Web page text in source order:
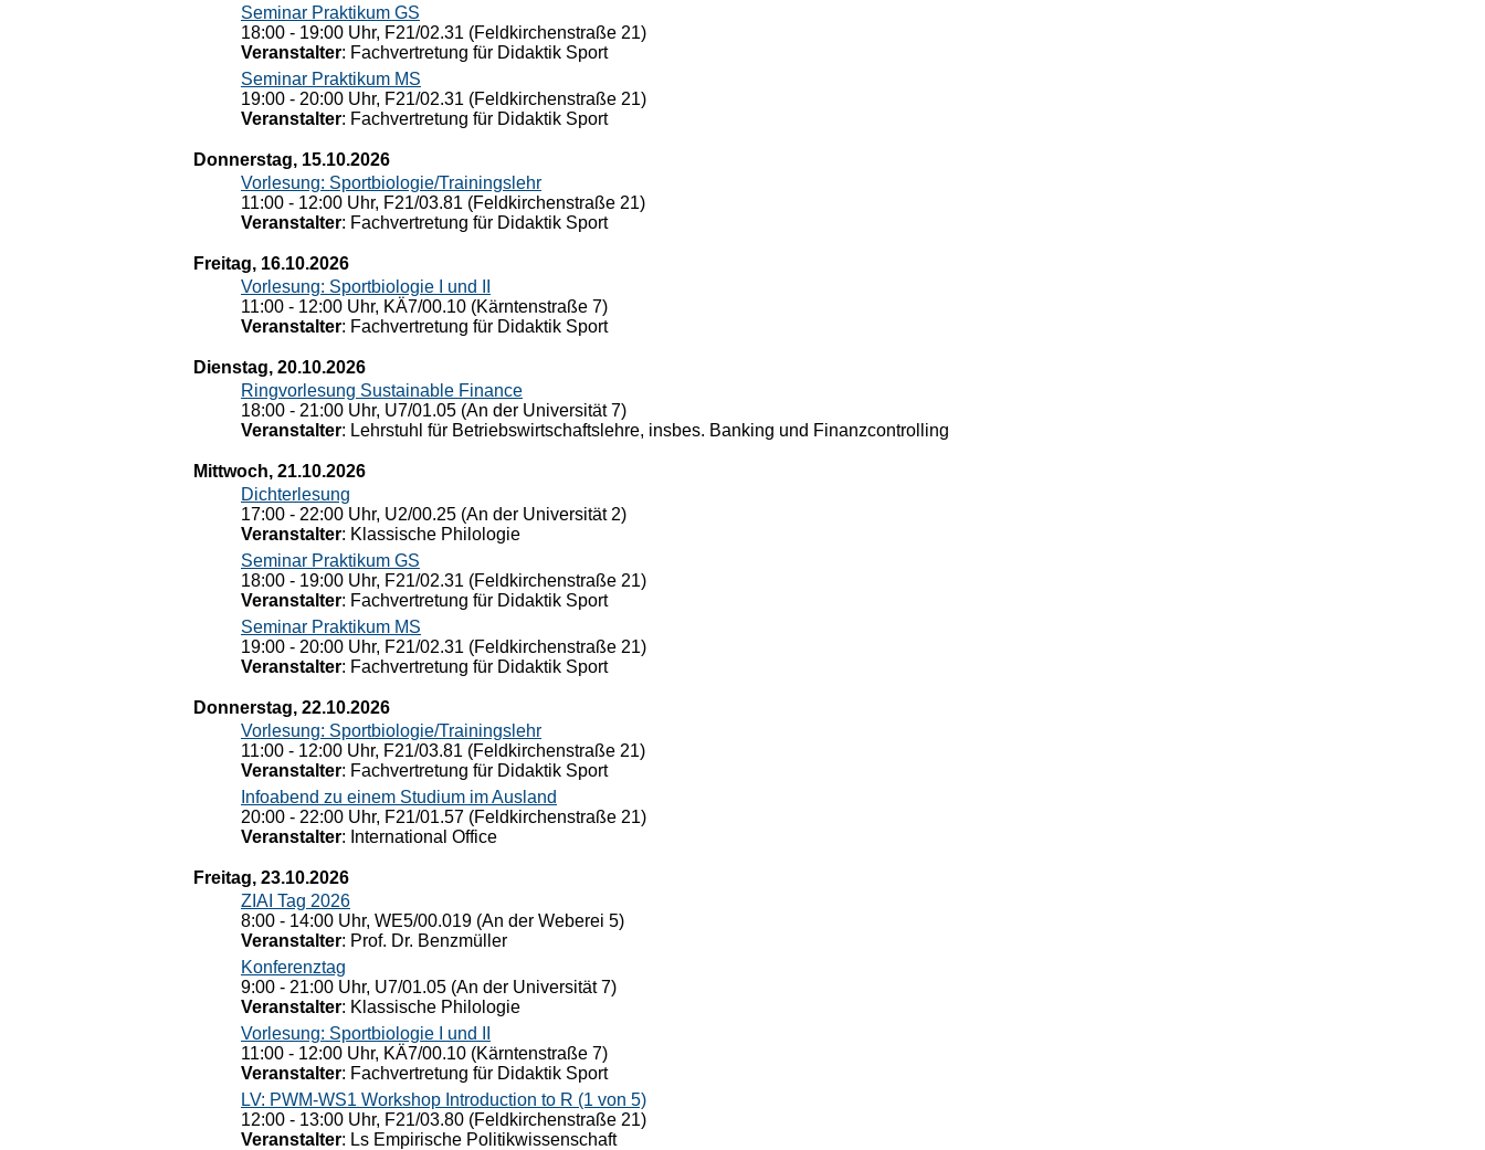
Seminar Praktikum GS
18:00 - 19:00 Uhr, F21/02.31 (Feldkirchenstraße 21)
Veranstalter: Fachvertretung für Didaktik Sport
Seminar Praktikum MS
19:00 - 20:00 Uhr, F21/02.31 (Feldkirchenstraße 21)
Veranstalter: Fachvertretung für Didaktik Sport
Donnerstag, 15.10.2026
Vorlesung: Sportbiologie/Trainingslehr
11:00 - 12:00 Uhr, F21/03.81 (Feldkirchenstraße 21)
Veranstalter: Fachvertretung für Didaktik Sport
Freitag, 16.10.2026
Vorlesung: Sportbiologie I und II
11:00 - 12:00 Uhr, KÄ7/00.10 (Kärntenstraße 7)
Veranstalter: Fachvertretung für Didaktik Sport
Dienstag, 20.10.2026
Ringvorlesung Sustainable Finance
18:00 - 21:00 Uhr, U7/01.05 (An der Universität 7)
Veranstalter: Lehrstuhl für Betriebswirtschaftslehre, insbes. Banking und Finanzcontrolling
Mittwoch, 21.10.2026
Dichterlesung
17:00 - 22:00 Uhr, U2/00.25 (An der Universität 2)
Veranstalter: Klassische Philologie
Seminar Praktikum GS
18:00 - 19:00 Uhr, F21/02.31 (Feldkirchenstraße 21)
Veranstalter: Fachvertretung für Didaktik Sport
Seminar Praktikum MS
19:00 - 20:00 Uhr, F21/02.31 (Feldkirchenstraße 21)
Veranstalter: Fachvertretung für Didaktik Sport
Donnerstag, 22.10.2026
Vorlesung: Sportbiologie/Trainingslehr
11:00 - 12:00 Uhr, F21/03.81 (Feldkirchenstraße 21)
Veranstalter: Fachvertretung für Didaktik Sport
Infoabend zu einem Studium im Ausland
20:00 - 22:00 Uhr, F21/01.57 (Feldkirchenstraße 21)
Veranstalter: International Office
Freitag, 23.10.2026
ZIAI Tag 2026
8:00 - 14:00 Uhr, WE5/00.019 (An der Weberei 5)
Veranstalter: Prof. Dr. Benzmüller
Konferenztag
9:00 - 21:00 Uhr, U7/01.05 (An der Universität 7)
Veranstalter: Klassische Philologie
Vorlesung: Sportbiologie I und II
11:00 - 12:00 Uhr, KÄ7/00.10 (Kärntenstraße 7)
Veranstalter: Fachvertretung für Didaktik Sport
LV: PWM-WS1 Workshop Introduction to R (1 von 5)
12:00 - 13:00 Uhr, F21/03.80 (Feldkirchenstraße 21)
Veranstalter: Ls Empirische Politikwissenschaft